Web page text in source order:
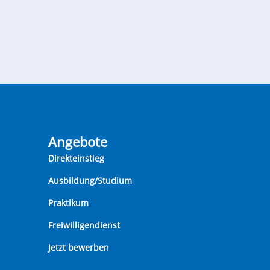
Angebote
Direkteinstieg
Ausbildung/Studium
Praktikum
Freiwilligendienst
Jetzt bewerben